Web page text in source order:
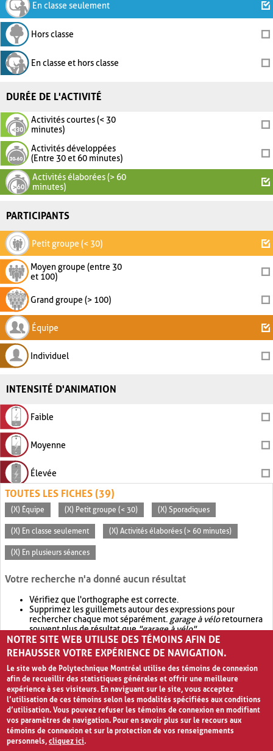
En classe seulement
Hors classe
En classe et hors classe
DURÉE DE L'ACTIVITÉ
Activités courtes (< 30
minutes)
Activités développées
(Entre 30 et 60 minutes)
Activités élaborées (> 60
minutes)
PARTICIPANTS
Petit groupe (< 30)
Moyen groupe (entre 30
et 100)
Grand groupe (> 100)
Équipe
Individuel
INTENSITÉ D'ANIMATION
Faible
Moyenne
Élevée
TOUTES LES FICHES (39)
(X) Équipe (X) Petit groupe (< 30) (X) Sporadiques
(X) En classe seulement (X) Activités élaborées (> 60 minutes)
(X) En plusieurs séances
Votre recherche n'a donné aucun résultat
Vérifiez que l'orthographe est correcte.
Supprimez les guillemets autour des expressions pour
rechercher chaque mot séparément. garage à véloretournera
souvent plus de résultat que"garage à vélo".
Envisagez d'élargir votre recherche avec OR.garage OR vélo
retournera souvent plus de résultat quegarage à vélo
NOTRE SITE WEB UTILISE DES TÉMOINS AFIN DE
REHAUSSER VOTRE EXPÉRIENCE DE NAVIGATION.
Le site web de Polytechnique Montréal utilise des témoins de connexion
afin de recueillir des statistiques générales et offrir une meilleure
expérience à ses visiteurs. En naviguant sur le site, vous acceptez
l’utilisation de ces témoins selon les modalités spécifiées aux conditions
d’utilisation. Vous pouvez refuser les témoins de connexion en modifiant
vos paramètres de navigation. Pour en savoir plus sur le recours aux
témoins de connexion et sur la protection de vos renseignements
personnels,cliquez ici.